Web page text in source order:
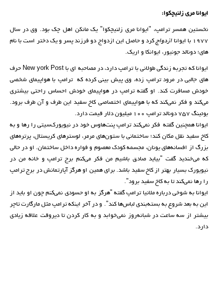
ایوانا مری زلنیچکوا:
نخستین همسر ترامپ، "ایوانا مری زلنیچکوا" یک مانکن اهل چک بود. وی در سال
1977 با ایوانا
ازدواجکرد و حاصل این ازدواج دو فرزند پسر و یک دختر است با نام
های؛ دونالد جونیور، ایوانکا و اریک.
ایوانا که تجربه زندگی طولانی با ترامپ دارد، در مصاحبه ای با New york Post حرف
های جالبی در مرود ترامپ زده، وی پیش بینی کرده که ترامپ با هواپیمای شخصی
خودش مسافرت کند. او گفته ترامپ در هواپیمای خودش احساس راحتی بیشتری
می‌کند و فکر نمی‌کند که با هواپیمای اختصاصی کاخ سفید این طرف و آن طرف برود.
بوئینگ 757 دونالد ترامپ 100 میلیون دلار قیمت دارد.
ایوانا همچنین گفته فکر نمی‌کند ترامپ پنت‌هاوس خود در نیویورک‌سیتی را رها و به
کاخ سفید نقل مکان کند؛ ساختمانی با ستون‌های مرمر، لوسترهای کریستال، پرتره‌های
بزرگ از افسانه‌های یونان، مجسمه کودک معصوم و فواره داخل ساختمان. او در حالی
که می‌خندید گفت "بیاید صادق باشیم من فکر می‌کنم برج ترامپ و خانه من در
نیویورک بسیار بهتر از کاخ سفید باشد. برای همین او هرگز آپارتمانش در برج ترامپ
را رها نمی‌کند تا به کاخ سفید برود".
ایوانا به شوخی درباره ملانیا ترامپ گفته "هرگز به او حسودی نمی‌کنم چون او باید از
این به بعد شروع به بسته‌بندی لباس‌ها کند". و در آخر اینکه ترامپ مثل مارگارت تاچر
بیشتر از سه ساعت در شبانه‌روز نمی‌خوابد و به کار کردن تا دیروقت علاقه زیادی
دارد.